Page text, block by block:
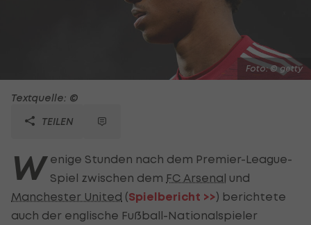
Foto: © getty
Textquelle: ©
TEILEN
W enige Stunden nach dem Premier-League-
Spiel zwischen dem FC Arsenal und
Manchester United (Spielbericht >>) berichtete
auch der englische Fußball-Nationalspieler